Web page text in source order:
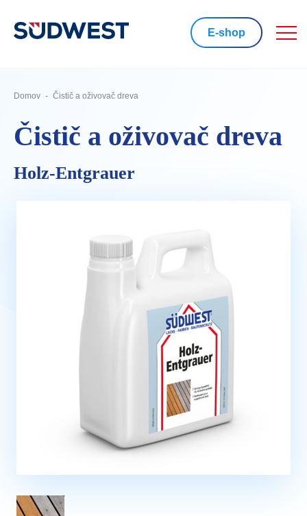
E-shop
Domov Čistič a oživovač dreva
Čistič a oživovač dreva
Holz-Entgrauer